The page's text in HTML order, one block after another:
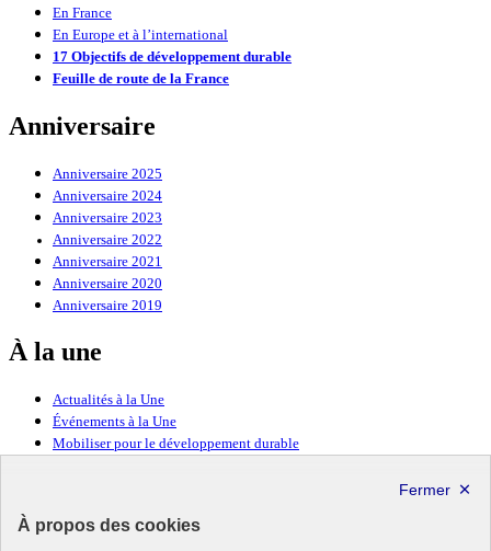
À propos des cookies
En France
En Europe et à l’international
17 Objectifs de développement durable
Feuille de route de la France
Anniversaire
Anniversaire 2025
Anniversaire 2024
Anniversaire 2023
Anniversaire 2022
Anniversaire 2021
Anniversaire 2020
Anniversaire 2019
À la une
Actualités à la Une
Événements à la Une
Mobiliser pour le développement durable
Ressources